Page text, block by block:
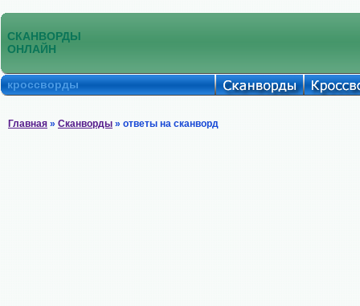
СКАНВОРДЫ
ОНЛАЙН
кроссворды
Главная » Сканворды » ответы на сканворд